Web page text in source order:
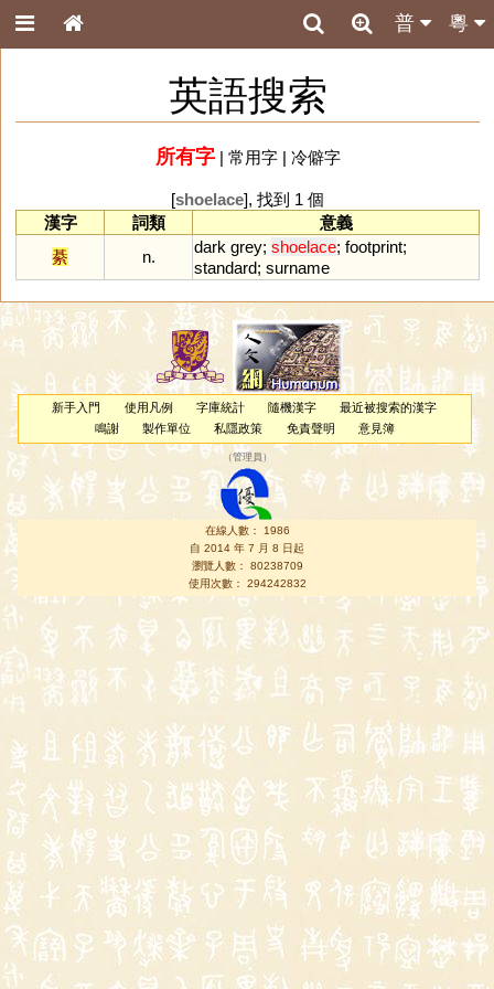
粵
普
英語搜索
所有字| 常用字| 冷僻字
[shoelace], 找到 1 個
漢字
詞類
意義
綦
n.
dark grey; shoelace; footprint;
standard; surname
新手入門 使用凡例 字庫統計 隨機漢字
最近被搜索的漢字
鳴謝
製作單位 私隱政策 免責聲明 意見簿
（管理員 ）
在線人數： 1986
自 2014 年 7 月 8 日起
瀏覽人數： 80238709
使用次數： 294242832